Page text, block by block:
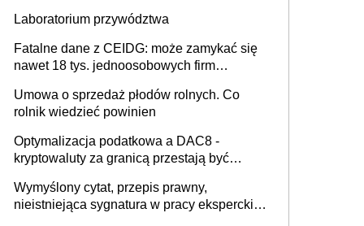
Laboratorium przywództwa
Fatalne dane z CEIDG: może zamykać się
nawet 18 tys. jednoosobowych firm
Umowa o sprzedaż płodów rolnych. Co
rolnik wiedzieć powinien
Optymalizacja podatkowa a DAC8 -
kryptowaluty za granicą przestają być
Wymyślony cytat, przepis prawny,
nieistniejąca sygnatura w pracy eksperckiej -